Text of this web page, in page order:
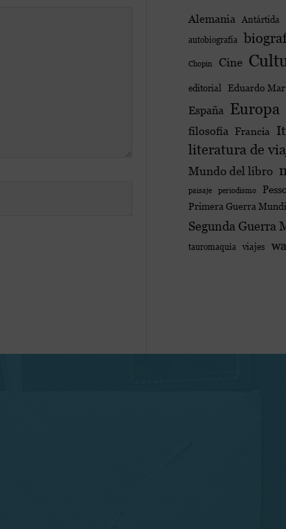
Alemania Antártida
autobiografía
Chopin Cine
editorial Eduardo
España Europa
filosofía Francia
literatura de
Mundo del libro
paisaje periodismo
Primera Guerra
Segunda Guerra
tauromaquia viajes